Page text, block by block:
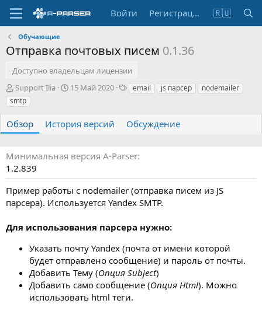
Войти Регистрация 🇷🇺
Обучающие
Отправка почтовых писем 0.1.36
Доступно владельцам лицензии
А
в
т
о
р
Support Ilia
Д
с
д
н
и
я
15 Май 2020
Т email js парсер
nodemailer
smtp
Обзор История версий Обсуждение
Минимальная версия A-Parser
1.2.839
Пример работы с nodemailer (отправка писем из JS
парсера). Используется Yandex SMTP.
Для использования парсера нужно:
Указать почту Yandex (почта от имени которой
будет отправлено сообщение) и пароль от почты.
Добавить Тему (Опция Subject)
Добавить само сообщение (Опция Html). Можно
использовать html теги.